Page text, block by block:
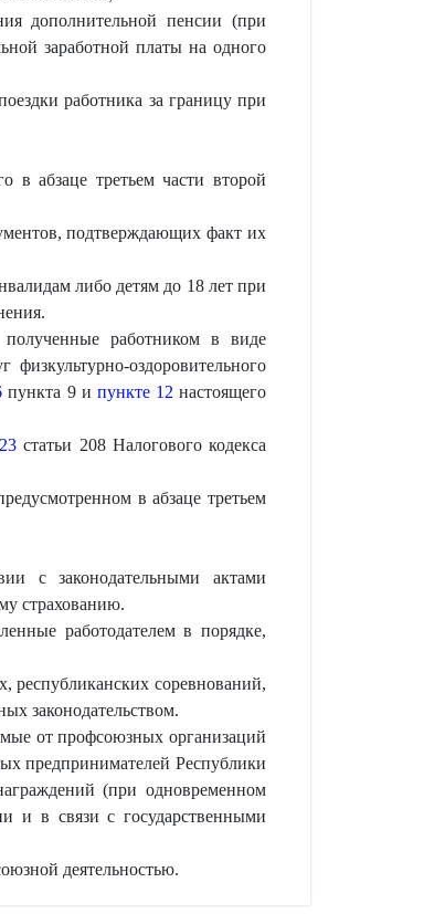
дополнительной пенсии (при
заработной платы на одного
работника за границу при
в абзаце третьем части второй
подтверждающих факт их
либо детям до 18 лет при
работником в виде
оздоровительного
пункта 9 и пункте 12 настоящего
статьи 208 Налогового кодекса
в абзаце третьем
с законодательными актами
страхованию.
работодателем в порядке,
соревнований,
законодательством.
от профсоюзных организаций
предпринимателей Республики
(при одновременном
и в связи с государственными
деятельностью.